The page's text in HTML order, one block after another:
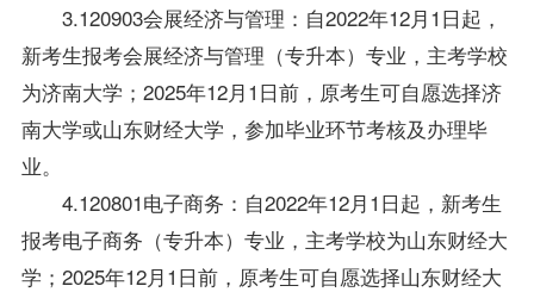
3.120903会展经济与管理：自2022年12月1日起，
新考生报考会展经济与管理（专升本）专业，主考学校
为济南大学；2025年12月1日前，原考生可自愿选择济
南大学或山东财经大学，参加毕业环节考核及办理毕
业。
4.120801电子商务：自2022年12月1日起，新考生
报考电子商务（专升本）专业，主考学校为山东财经大
学；2025年12月1日前，原考生可自愿选择山东财经大